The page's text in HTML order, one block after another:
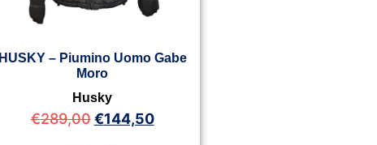
HUSKY – Piumino Uomo Gabe
Moro
Husky
€289,00 €144,50